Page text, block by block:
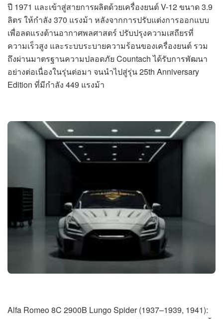
ปี 1971 และเข้าสู่สายการผลิตด้วยเครื่องยนต์ V-12 ขนาด 3.9
ลิตร ให้กำลัง 370 แรงม้า หลังจากการปรับแต่งการออกแบบ
เพื่อลดแรงต้านอากาศพลศาสตร์ ปรับปรุงความเสถียรที่
ความเร็วสูง และระบบระบายความร้อนของเครื่องยนต์ รวม
ถึงผ่านมาตรฐานความปลอดภัย Countach ได้รับการพัฒนา
อย่างต่อเนื่องในรุ่นต่อมา จนนำไปสู่รุ่น 25th Anniversary
Edition ที่มีกำลัง 449 แรงม้า
Alfa Romeo 8C 2900B Lungo Spider (1937–1939, 1941):